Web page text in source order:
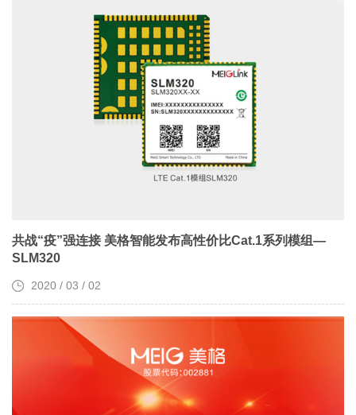
共战“疫”强连接 美格智能发布高性价比Cat.1系列模组—
SLM320
2020 / 03 / 02